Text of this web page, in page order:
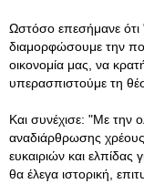
Ωστόσο επεσήμανε ότι
διαμορφώσουμε την
οικονομία μας, να
υπερασπιστούμε τη
Και συνέχισε: "Με την
αναδιάρθρωσης χρέους
ευκαιριών και ελπίδας
θα έλεγα ιστορική,